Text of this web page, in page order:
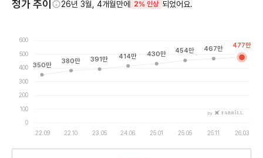
정가 추이 26년 3월, 4개월만에 2% 인상 되었어요.
0
100
200
300
400
500
600
22.09 22.10 23.05 24.06 25.01 25.05 25.11 26.03
by
350만
380만 391만 414만 430만 454만 467만 477만